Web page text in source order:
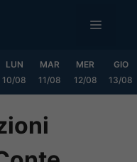
MENU
LUN
10/08
MAR
11/08
MER
12/08
GIO
13/08